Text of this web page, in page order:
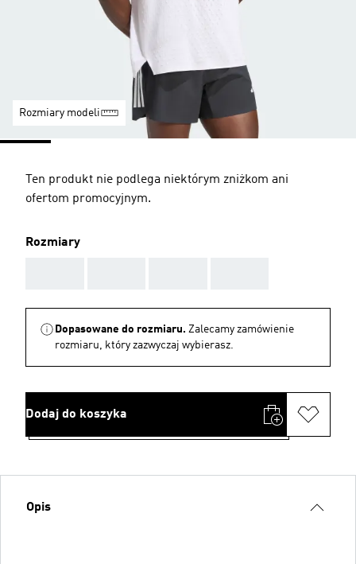
Rozmiary modeli
Ten produkt nie podlega niektórym zniżkom ani
ofertom promocyjnym.
Rozmiary
Dopasowane do rozmiaru. Zalecamy zamówienie
rozmiaru, który zazwyczaj wybierasz.
Dodaj do koszyka
Opis